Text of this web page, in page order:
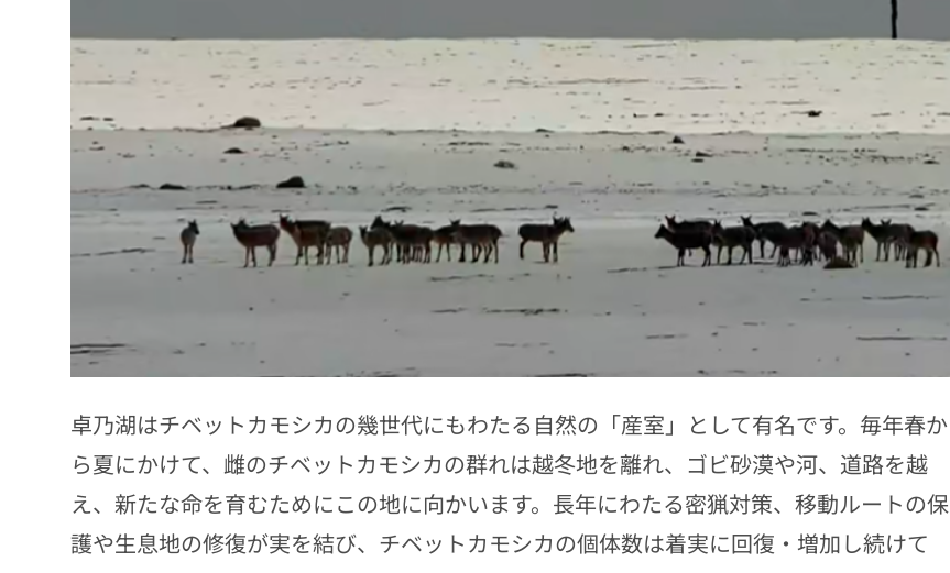
卓乃湖はチベットカモシカの幾世代にもわたる自然の「産室」として有名です。毎年春か
ら夏にかけて、雌のチベットカモシカの群れは越冬地を離れ、ゴビ砂漠や河、道路を越
え、新たな命を育むためにこの地に向かいます。長年にわたる密猟対策、移動ルートの保
護や生息地の修復が実を結び、チベットカモシカの個体数は着実に回復・増加し続けて